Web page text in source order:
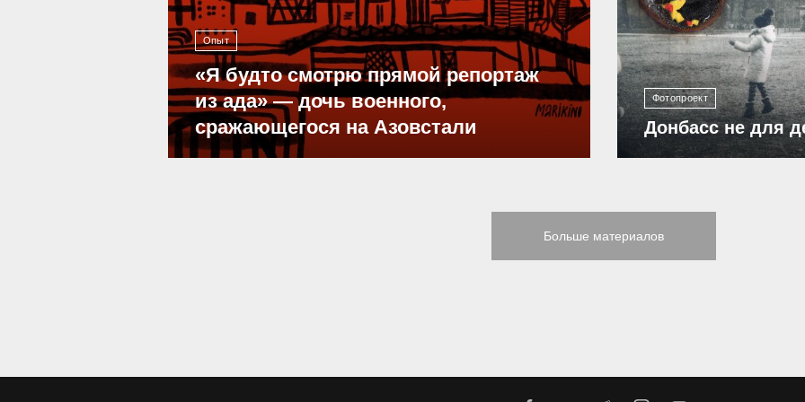
Опыт
«Я будто смотрю прямой репортаж
из ада» — дочь военного,
сражающегося на Азовстали
Фотопроект
Донбасс не для
Больше материалов